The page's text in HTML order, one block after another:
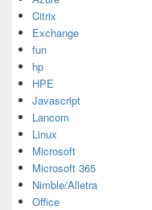
Citrix
Exchange
fun
hp
HPE
Javascript
Lancom
Linux
Microsoft
Microsoft 365
Nimble/Alletra
Office